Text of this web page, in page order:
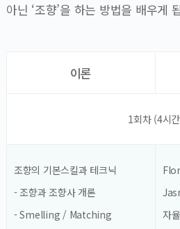
아닌 ‘조향’을 하는 방법을 배우게
이론
1회차 (4시
조향의 기본스킬과 테크닉
- 조향과 조향사 개론
- Smelling / Matching
자